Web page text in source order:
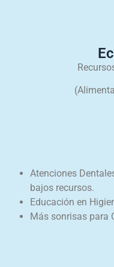
Atenciones
bajos recursos.
Educación en
Más sonrisas para